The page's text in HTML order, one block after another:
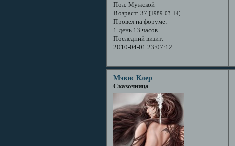
Пол: Мужской
Возраст: 37 [1989-03-14]
Провел на форуме:
1 день 13 часов
Последний визит:
2010-04-01 23:07:12
Мэвис Клер
Сказочница